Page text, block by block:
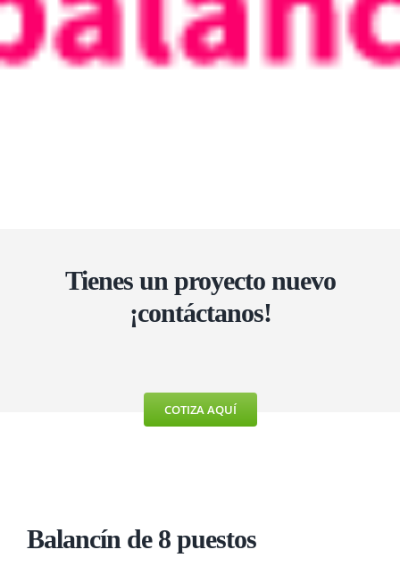
Tienes un proyecto nuevo
¡contáctanos!
COTIZA AQUÍ
Balancínde 8 puestos